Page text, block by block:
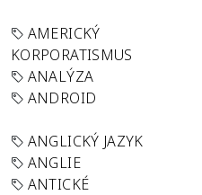
AMERICKÝ
KORPORATISMUS
ANALÝZA
ANDROID
ANGLICKÝ JAZYK
ANGLIE
ANTICKÉ